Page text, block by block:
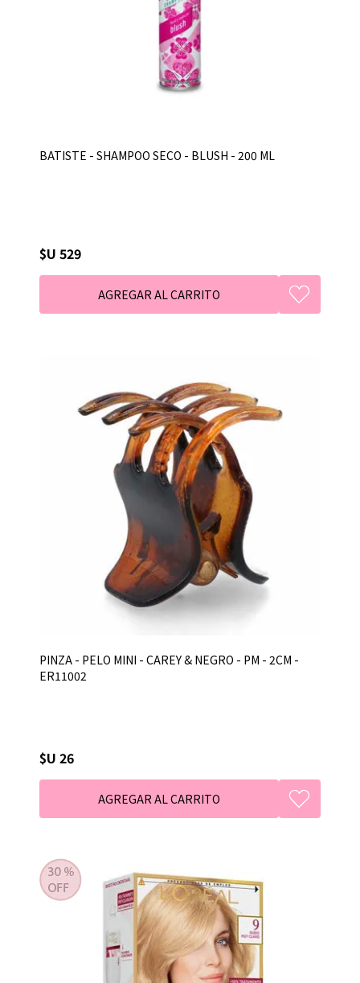
BATISTE - SHAMPOO SECO - BLUSH - 200 ML
$U 529
PINZA - PELO MINI - CAREY & NEGRO - PM - 2CM -
ER11002
$U 26